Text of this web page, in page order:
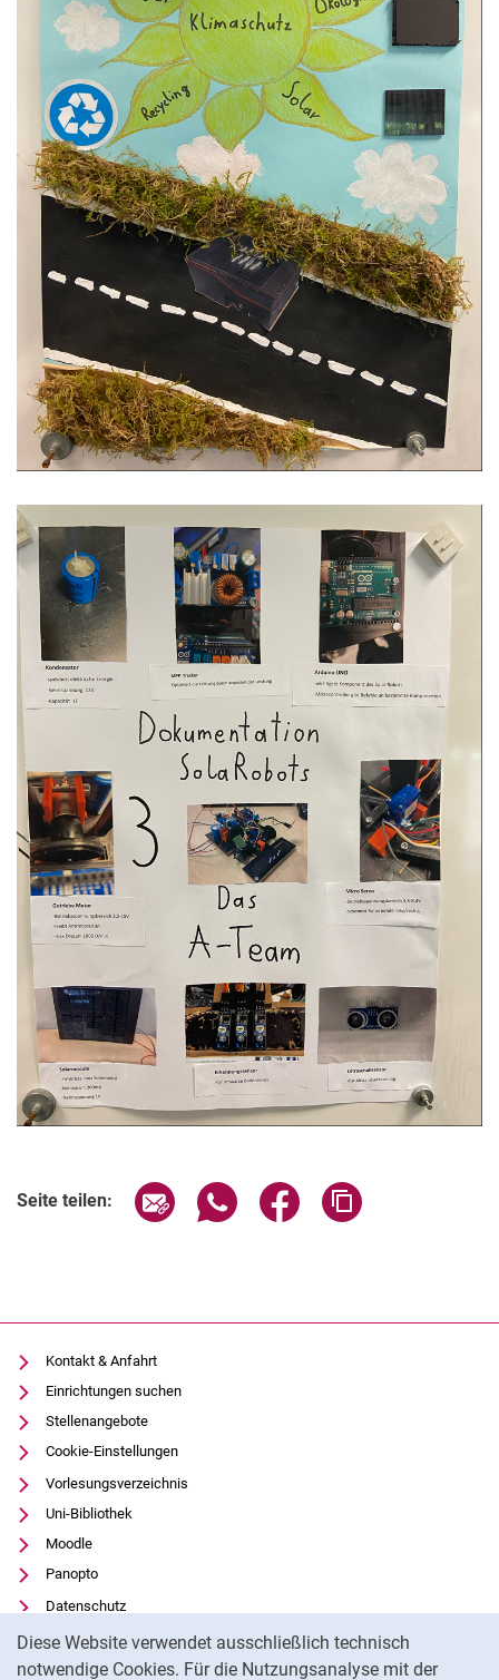
Diese Website verwendet ausschließlich technisch
notwendige Cookies. Für die Nutzungsanalyse mit der
Seite teilen: Seite über E-Mail teilen
Seite über WhatsApp teilen
Seite über Facebook
Kontakt & Anfahrt
Einrichtungen suchen
Stellenangebote
Cookie-Einstellungen
Vorlesungsverzeichnis
Uni-Bibliothek
Moodle
Panopto
Datenschutz
Barrierefreiheit
Transparenter KI-Einsatz